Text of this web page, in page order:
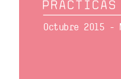
Octubre 2015 -